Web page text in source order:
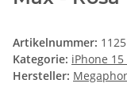
Artikelnummer: 1125
Kategorie: iPhone
Hersteller: